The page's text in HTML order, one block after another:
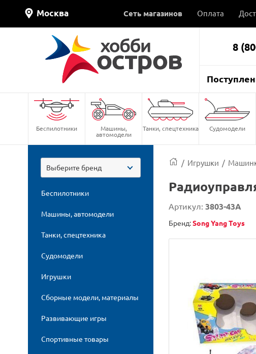
Москва Сеть магазинов Оплата
8
Беспилотники Машины,
автомодели
Танки, спецтехника Судомодели
Выберите бренд
Беспилотники
Машины, автомодели
Танки, спецтехника
Судомодели
Игрушки
Сборные модели, материалы
Развивающие игры
Спортивные товары
/ Игрушки /
Артикул: 3803-43A
Бренд:Song Yang Toys